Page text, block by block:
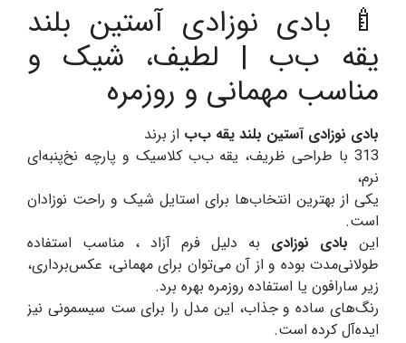
🍼 بادی نوزادی آستین بلند
یقه ب‌ب | لطیف، شیک و
مناسب مهمانی و روزمره
بادی نوزادی آستین بلند یقه ب‌ب از برند
313 با طراحی ظریف، یقه ب‌ب کلاسیک و پارچه نخ‌پنبه‌ای
نرم،
یکی از بهترین انتخاب‌ها برای استایل شیک و راحت نوزادان
است.
این بادی نوزادی به دلیل فرم آزاد ، مناسب استفاده
طولانی‌مدت بوده و از آن می‌توان برای مهمانی، عکس‌برداری،
زیر سارافون یا استفاده روزمره بهره برد.
رنگ‌های ساده و جذاب، این مدل را برای ست سیسمونی نیز
ایده‌آل کرده است.